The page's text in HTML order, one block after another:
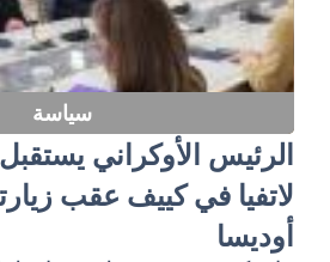
سياسة
الرئيس الأوكراني
لاتفيا في كييف عقب
أوديسا